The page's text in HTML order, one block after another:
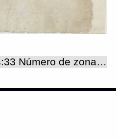
Número de láminas:33 Número de zonas:33